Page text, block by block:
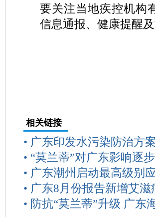
要关注当地疾控机构
信息通报、健康提醒及
相关链接
• 广东印发水污染防治方
• “莫兰蒂”对广东影响逐
• 广东潮州启动最高级别
• 广东8月份报告新增艾滋
• 防抗“莫兰蒂”升级 广东